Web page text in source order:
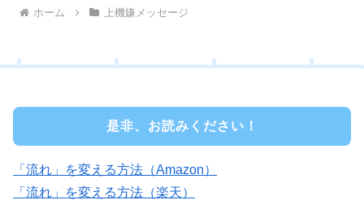
ホーム 上機嫌メッセージ
是非、お読みください！
「流れ」を変える方法（Amazon）
「流れ」を変える方法（楽天）